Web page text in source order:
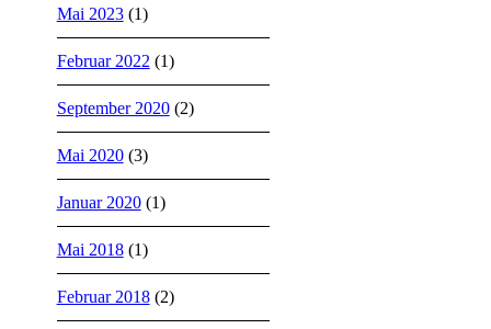
Mai 2023(1)
Februar 2022 (1)
September 2020(2)
Mai 2020(3)
Januar 2020(1)
Mai 2018(1)
Februar 2018(2)